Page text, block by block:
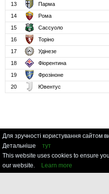
13
Парма
14
Рома
15
Сассуоло
16
Торіно
17
Удінезе
18
Фіорентина
19
Фрозіноне
20
Ювентус
Для зручності користування сайтом
Детальніше
тут
This website uses cookies to ensure
our website.
Learn more